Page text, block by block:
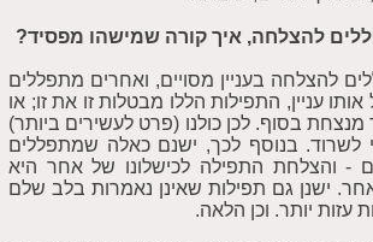
להצלחה, איך קורה שמישהו מפסיד?
להצלחה בעניין מסויים, ואחרים מתפללים
עניין, התפילות הללו מבטלות זו את זו; או
בסוף. לכן כולנו (פרט לעשירים ביותר)
לשרוד. בנוסף לכך, ישנם כאלה שמתפללים
- והצלחת התפילה לכישלונו של אחר היא
ישנן גם תפילות שאינן נאמרות בלב שלם
עזות יותר. וכן הלאה.